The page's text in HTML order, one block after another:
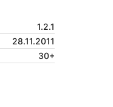
1.2.1
28.11.2011
30+